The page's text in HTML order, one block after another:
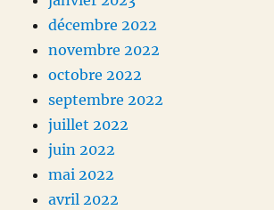
décembre 2022
novembre 2022
octobre 2022
septembre 2022
juillet 2022
juin 2022
mai 2022
avril 2022